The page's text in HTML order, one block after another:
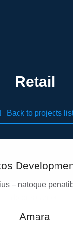
Retail
Back to projects list
– natoque
Amara